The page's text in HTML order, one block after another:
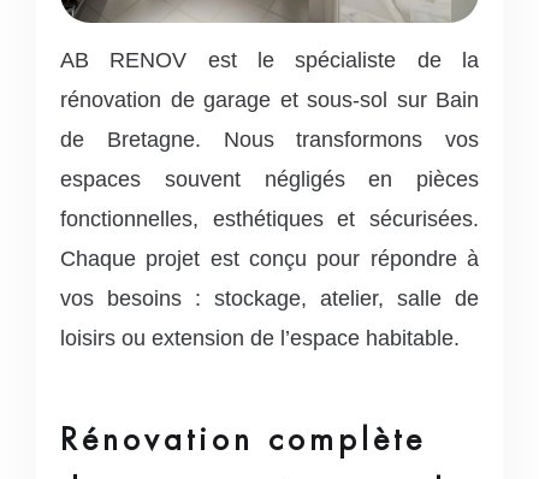
AB RENOV est le spécialiste de la
rénovation de garage et sous-sol sur Bain
de Bretagne. Nous transformons vos
espaces souvent négligés en pièces
fonctionnelles, esthétiques et sécurisées.
Chaque projet est conçu pour répondre à
vos besoins : stockage, atelier, salle de
loisirs ou extension de l’espace habitable.
Rénovation complète